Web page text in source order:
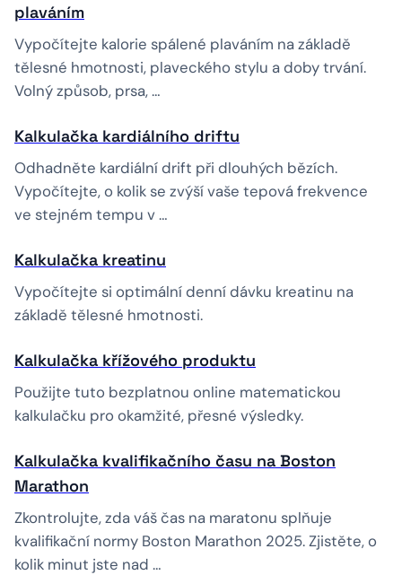
plaváním
Vypočítejte kalorie spálené plaváním na základě
tělesné hmotnosti, plaveckého stylu a doby trvání.
Volný způsob, prsa, …
Kalkulačka kardiálního driftu
Odhadněte kardiální drift při dlouhých bězích.
Vypočítejte, o kolik se zvýší vaše tepová frekvence
ve stejném tempu v …
Kalkulačka kreatinu
Vypočítejte si optimální denní dávku kreatinu na
základě tělesné hmotnosti.
Kalkulačka křížového produktu
Použijte tuto bezplatnou online matematickou
kalkulačku pro okamžité, přesné výsledky.
Kalkulačka kvalifikačního času na Boston
Marathon
Zkontrolujte, zda váš čas na maratonu splňuje
kvalifikační normy Boston Marathon 2025. Zjistěte, o
kolik minut jste nad …